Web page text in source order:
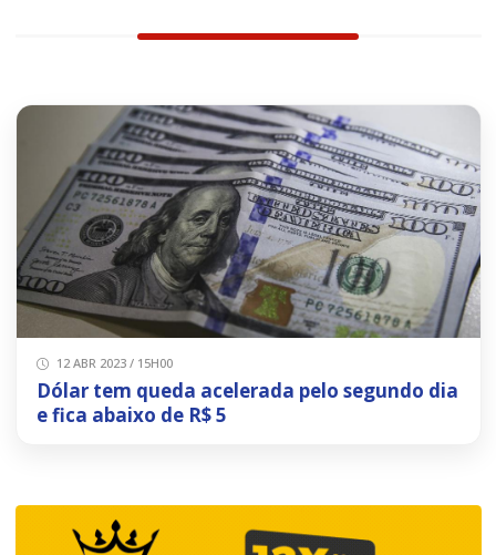
12 ABR 2023 / 15H00
Dólar tem queda acelerada pelo segundo dia
e fica abaixo de R$ 5